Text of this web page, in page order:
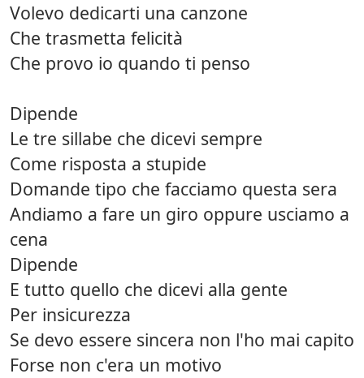
Volevo dedicarti una canzone
Che trasmetta felicità
Che provo io quando ti penso
Dipende
Le tre sillabe che dicevi sempre
Come risposta a stupide
Domande tipo che facciamo questa sera
Andiamo a fare un giro oppure usciamo a
cena
Dipende
E tutto quello che dicevi alla gente
Per insicurezza
Se devo essere sincera non l'ho mai capito
Forse non c'era un motivo